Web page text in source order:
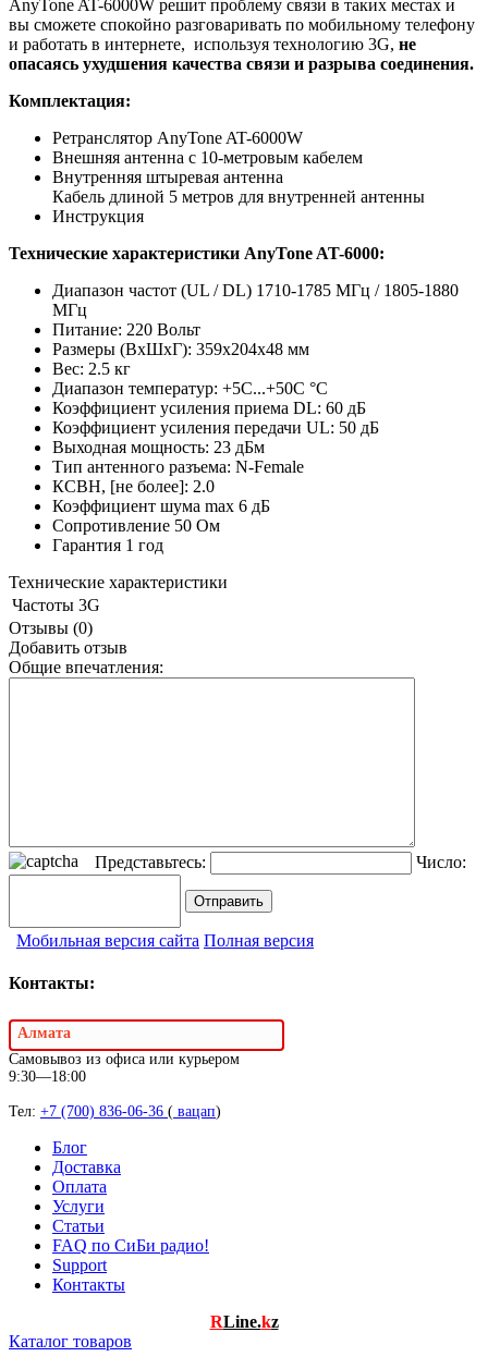
AnyTone AT-6000W решит проблему связи в таких местах и
вы сможете спокойно разговаривать по мобильному телефону
и работать в интернете, используя технологию 3G, не
опасаясь ухудшения качества связи и разрыва соединения.
Комплектация:
Ретранслятор AnyTone AT-6000W
Внешняя антенна с 10-метровым кабелем
Внутренняя штыревая антенна
Кабель длиной 5 метров для внутренней антенны
Инструкция
Технические характеристики AnyTone AT-6000:
Диапазон частот (UL / DL) 1710-1785 МГц / 1805-1880
МГц
Питание: 220 Вольт
Размеры (ВxШxГ): 359х204х48 мм
Вес: 2.5 кг
Диапазон температур: +5С...+50С °C
Коэффициент усиления приема DL: 60 дБ
Коэффициент усиления передачи UL: 50 дБ
Выходная мощность: 23 дБм
Тип антенного разъема: N-Female
КСВН, [не более]: 2.0
Коэффициент шума max 6 дБ
Сопротивление 50 Ом
Гарантия 1 год
Технические характеристики
Частоты 3G
Отзывы (0)
Добавить отзыв
Общие впечатления:
Представьтесь: Число:
Мобильная версия сайта Полная версия
Контакты:
Алмата
Самовывоз из офиса или курьером
9:30—18:00
Тел: +7 (700) 836-06-36 ( вацап)
Блог
Доставка
Оплата
Услуги
Статьи
FAQ по СиБи радио!
Support
Контакты
RLine.kz
Каталог товаров